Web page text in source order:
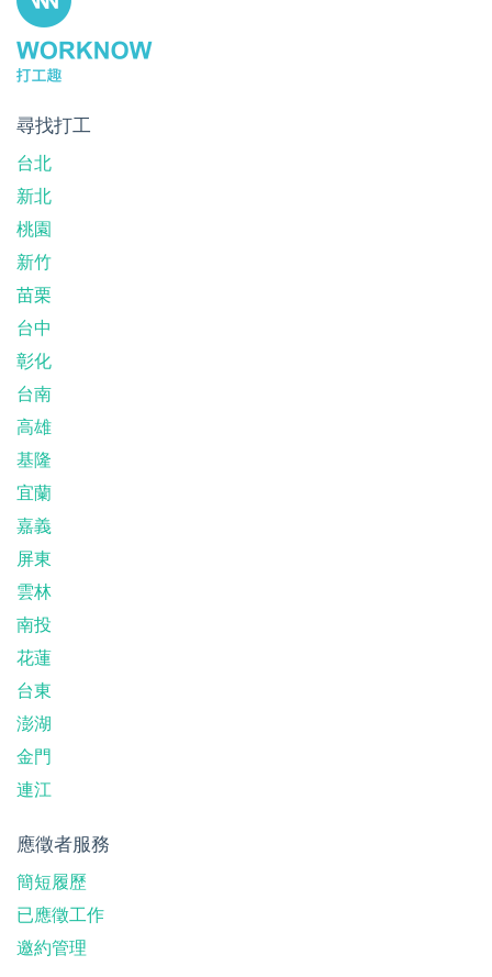
尋找打工
台北
新北
桃園
新竹
苗栗
台中
彰化
台南
高雄
基隆
宜蘭
嘉義
屏東
雲林
南投
花蓮
台東
澎湖
金門
連江
應徵者服務
簡短履歷
已應徵工作
邀約管理